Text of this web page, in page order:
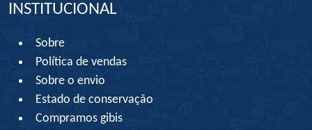
INSTITUCIONAL
Sobre
Política de vendas
Sobre o envio
Estado de conservação
Compramos gibis